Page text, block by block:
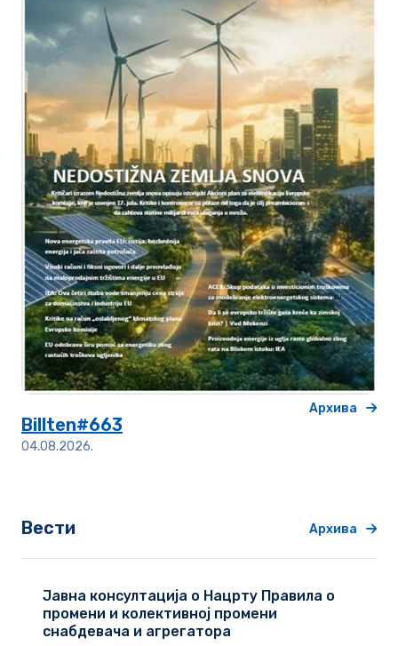
Billten#663
04.08.2026.
Архива
Вести Архива
Јавна консултација о Нацрту Правила о
промени и колективној промени
снабдевача и агрегатора